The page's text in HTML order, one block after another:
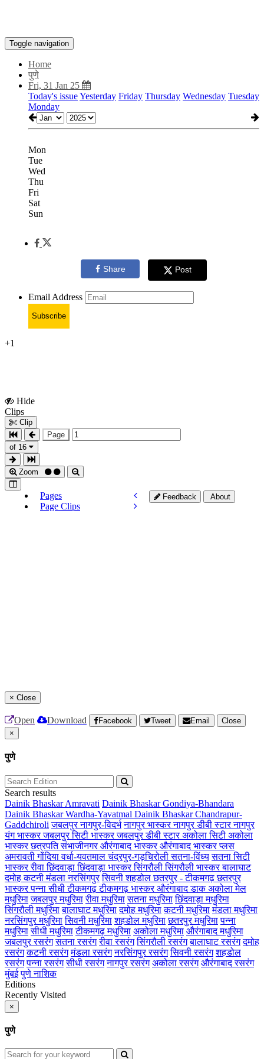
Toggle navigation
Home
पुणे
Fri, 31 Jan 25
Today's issueYesterday Friday Thursday Wednesday Tuesday
Monday
Mon
Tue
Wed
Thu
Fri
Sat
Sun
Share Post
Email Address
Subscribe
+1
Hide
Clips
Clip
Page
of 16
Zoom
Pages
Page Clips
Feedback About
× Close
Open Download Facebook Tweet Email
Close
×
पुणे
Search results
Dainik Bhaskar Amravati Dainik Bhaskar Gondiya-Bhandara
Dainik Bhaskar Wardha-Yavatmal Dainik Bhaskar Chandrapur-
Gaddchiroli जबलपुरनागपुर-विदर्भ नागपुर भास्करनागपुर डीबी स्टारनागपुर
यंग भास्करजबलपुर सिटी भास्करजबलपुर डीबी स्टारअकोला सिटी अकोला
भास्करछत्रपति संभाजीनगरऔरंगाबाद भास्करऔरंगाबाद भास्कर प्लस
अमरावतीगोंदियावर्धा-यवतमालचंद्रपुर-गड़चिरोलीसतना-विंध्य सतना सिटी
भास्कररीवाछिंदवाड़ाछिंदवाड़ा भास्करसिंगरौलीसिंगरौली भास्करबालाघाट
दमोहकटनीमंडलानरसिंगपुर सिवनीशहडोलछतरपुर - टीकमगढ़छतरपुर
भास्करपन्नासीधीटीकमगढ़टीकमगढ़ भास्करऔरंगाबाद डाकअकोला मेल
मधुरिमा जबलपुर मधुरिमा रीवा मधुरिमा सतना मधुरिमा छिंदवाड़ा मधुरिमा
सिंगरौली मधुरिमा बालाघाट मधुरिमा दमोह मधुरिमा कटनी मधुरिमा मंडला मधुरिमा
नरसिंगपुर मधुरिमा सिवनी मधुरिमा शहडोल मधुरिमा छतरपुर मधुरिमा पन्ना
मधुरिमा सीधी मधुरिमा टीकमगढ़ मधुरिमा अकोला मधुरिमा औरंगाबाद मधुरिमा
जबलपुर रसरंग सतना रसरंग रीवा रसरंग सिंगरौली रसरंग बालाघाट रसरंग दमोह
रसरंग कटनी रसरंग मंडला रसरंग नरसिंगपुर रसरंग सिवनी रसरंग शहडोल
रसरंग पन्ना रसरंग सीधी रसरंग नागपुर रसरंग अकोला रसरंग औरंगाबाद रसरंग
मुंबई पुणेनाशिक
Editions
Recently Visited
×
पुणे